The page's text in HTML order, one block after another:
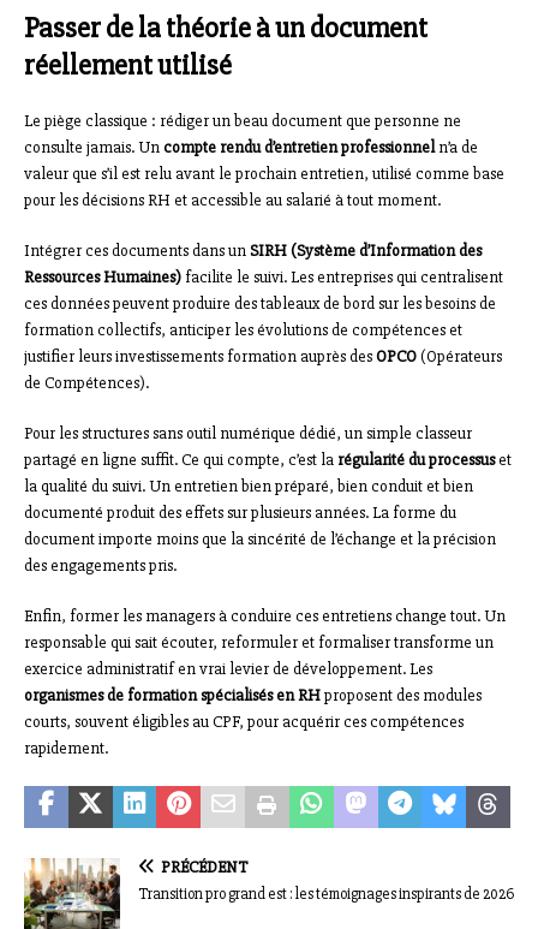
Passer de la théorie à un document
réellement utilisé
Le piège classique : rédiger un beau document que personne ne
consulte jamais. Uncompte rendu d’entretien professionneln’a de
valeur que s’il est relu avant le prochain entretien, utilisé comme base
pour les décisions RH et accessible au salarié à tout moment.
Intégrer ces documents dans unSIRH (Système d’Information des
Ressources Humaines) facilite le suivi. Les entreprises qui centralisent
ces données peuvent produire des tableaux de bord sur les besoins de
formation collectifs, anticiper les évolutions de compétences et
justifier leurs investissements formation auprès desOPCO(Opérateurs
de Compétences).
Pour les structures sans outil numérique dédié, un simple classeur
partagé en ligne suffit. Ce qui compte, c’est la régularité du processuset
la qualité du suivi. Un entretien bien préparé, bien conduit et bien
documenté produit des effets sur plusieurs années. La forme du
document importe moins que la sincérité de l’échange et la précision
des engagements pris.
Enfin, former les managers à conduire ces entretiens change tout. Un
responsable qui sait écouter, reformuler et formaliser transforme un
exercice administratif en vrai levier de développement. Les
organismes de formation spécialisés en RHproposent des modules
courts, souvent éligibles au CPF, pour acquérir ces compétences
rapidement.
PRÉCÉDENT
Transition pro grand est : les témoignages inspirants de 2026